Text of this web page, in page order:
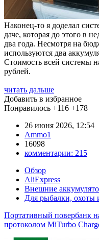
Наконец-то я доделал
даче, которая до этого в
два года. Несмотря на
используются два
Стоимость всей системы
рублей.
читать дальше
Добавить в избранное
Понравилось +116 +178
26 июня 2026, 12:54
Ammo1
16098
комментарии: 215
Обзор
AliExpress
Внешние
Для рыбалки, охоты
Портативный повербанк
протоколом MiTurbo